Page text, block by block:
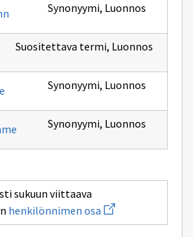
Synonyymi, Luonnos
Suositettava termi, Luonnos
Synonyymi, Luonnos
Synonyymi, Luonnos
sukuun viittaava
henkilönnimen osa Avaa
uuden
ikkunan